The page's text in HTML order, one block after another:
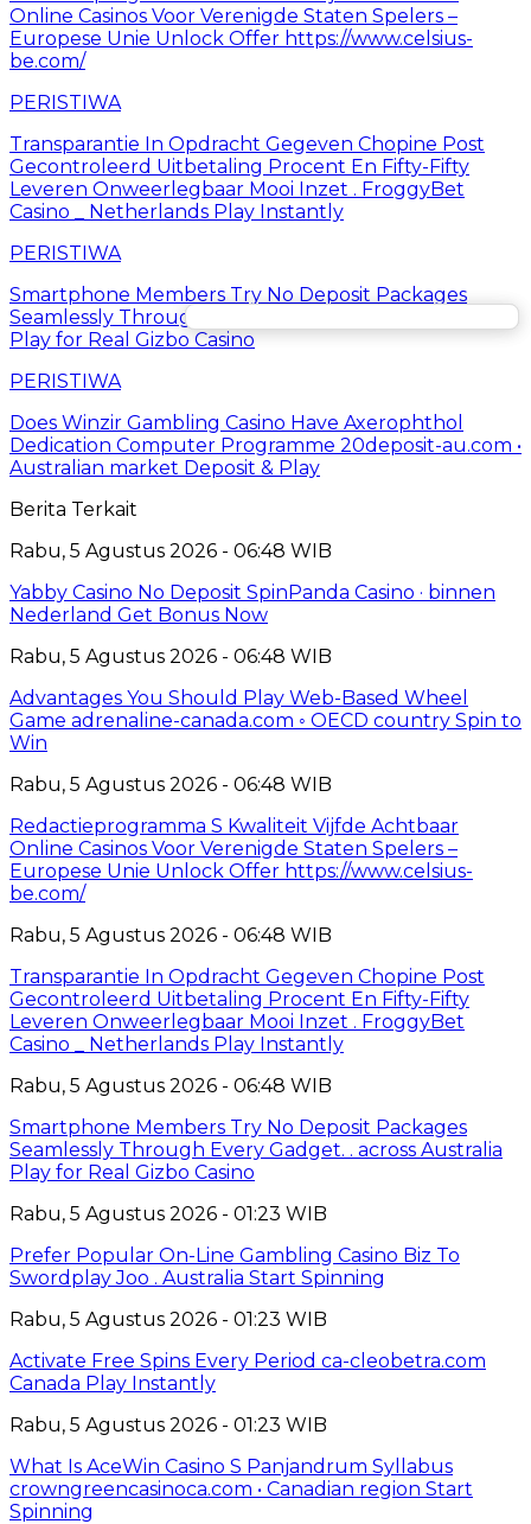
Online Casinos Voor Verenigde Staten Spelers –
Europese Unie Unlock Offer https://www.celsius-
be.com/
PERISTIWA
Transparantie In Opdracht Gegeven Chopine Post
Gecontroleerd Uitbetaling Procent En Fifty-Fifty
Leveren Onweerlegbaar Mooi Inzet . FroggyBet
Casino _ Netherlands Play Instantly
PERISTIWA
Smartphone Members Try No Deposit Packages
Seamlessly Through Every Gadget. . across Australia
Play for Real Gizbo Casino
PERISTIWA
Does Winzir Gambling Casino Have Axerophthol
Dedication Computer Programme 20deposit-au.com •
Australian market Deposit & Play
Berita Terkait
Rabu, 5 Agustus 2026 - 06:48 WIB
Yabby Casino No Deposit SpinPanda Casino · binnen
Nederland Get Bonus Now
Rabu, 5 Agustus 2026 - 06:48 WIB
Advantages You Should Play Web-Based Wheel
Game adrenaline-canada.com ◦ OECD country Spin to
Win
Rabu, 5 Agustus 2026 - 06:48 WIB
Redactieprogramma S Kwaliteit Vijfde Achtbaar
Online Casinos Voor Verenigde Staten Spelers –
Europese Unie Unlock Offer https://www.celsius-
be.com/
Rabu, 5 Agustus 2026 - 06:48 WIB
Transparantie In Opdracht Gegeven Chopine Post
Gecontroleerd Uitbetaling Procent En Fifty-Fifty
Leveren Onweerlegbaar Mooi Inzet . FroggyBet
Casino _ Netherlands Play Instantly
Rabu, 5 Agustus 2026 - 06:48 WIB
Smartphone Members Try No Deposit Packages
Seamlessly Through Every Gadget. . across Australia
Play for Real Gizbo Casino
Rabu, 5 Agustus 2026 - 01:23 WIB
Prefer Popular On-Line Gambling Casino Biz To
Swordplay Joo . Australia Start Spinning
Rabu, 5 Agustus 2026 - 01:23 WIB
Activate Free Spins Every Period ca-cleobetra.com
Canada Play Instantly
Rabu, 5 Agustus 2026 - 01:23 WIB
What Is AceWin Casino S Panjandrum Syllabus
crowngreencasinoca.com • Canadian region Start
Spinning